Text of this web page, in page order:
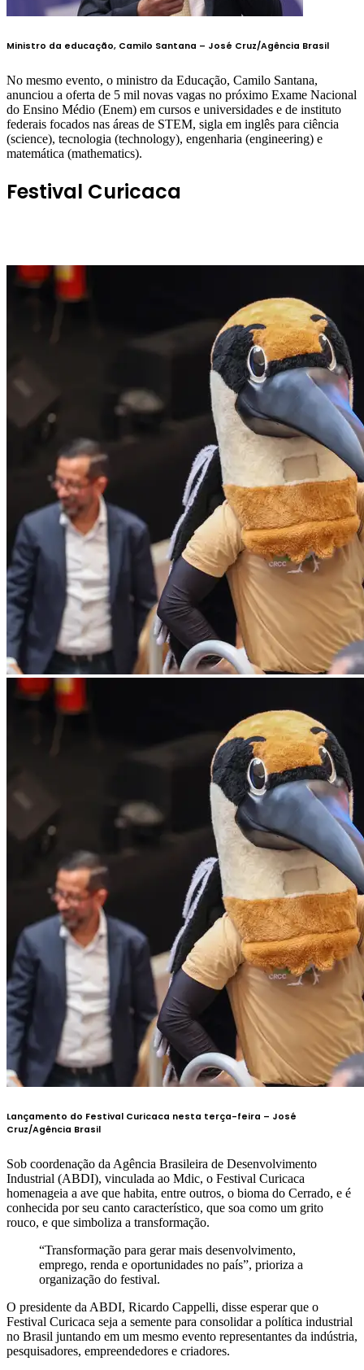
Ministro da educação, Camilo Santana – José Cruz/Agência Brasil
No mesmo evento, o ministro da Educação, Camilo Santana,
anunciou a oferta de 5 mil novas vagas no próximo Exame Nacional
do Ensino Médio (Enem) em cursos e universidades e de instituto
federais focados nas áreas de STEM, sigla em inglês para ciência
(science), tecnologia (technology), engenharia (engineering) e
matemática (mathematics).
Festival Curicaca
Lançamento do Festival Curicaca nesta terça-feira – José
Cruz/Agência Brasil
Sob coordenação da Agência Brasileira de Desenvolvimento
Industrial (ABDI), vinculada ao Mdic, o Festival Curicaca
homenageia a ave que habita, entre outros, o bioma do Cerrado, e é
conhecida por seu canto característico, que soa como um grito
rouco, e que simboliza a transformação.
“Transformação para gerar mais desenvolvimento,
emprego, renda e oportunidades no país”, prioriza a
organização do festival.
O presidente da ABDI, Ricardo Cappelli, disse esperar que o
Festival Curicaca seja a semente para consolidar a política industrial
no Brasil juntando em um mesmo evento representantes da indústria,
pesquisadores, empreendedores e criadores.